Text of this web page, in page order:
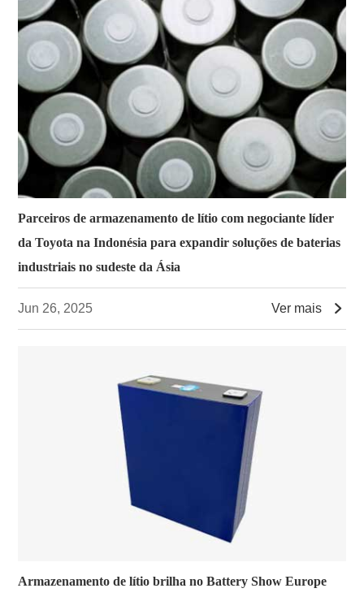
Parceiros de armazenamento de lítio com negociante líder
da Toyota na Indonésia para expandir soluções de baterias
industriais no sudeste da Ásia
Jun 26, 2025 Ver mais 
Armazenamento de lítio brilha no Battery Show Europe